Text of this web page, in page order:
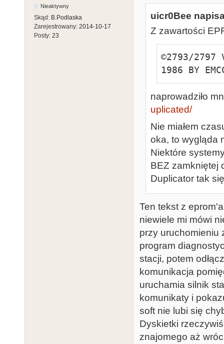
Nieaktywny
Skąd: B.Podlaska
Zarejestrowany: 2014-10-17
Posty: 23
uicr0Bee
Z zawartości
©2793/2797
1986 BY
naprowadziło
uplicated/
Nie miałem
oka, to wygląda
Niektóre
BEZ zamkniętej
Duplicator tak
Ten tekst z
niewiele mi mówi
przy uruchomieniu
program
stacji, potem
komunikacja
uruchamia silnik
komunikaty i
soft nie lubi się
Dyskietki
znajomego aż